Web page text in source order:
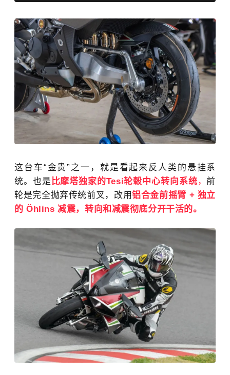
这台车“金贵”之一，就是看起来反人类的悬挂系
统。也是比摩塔独家的Tesi轮毂中心转向系统 ，前
轮是完全抛弃传统前叉，改用铝合金前摇臂 + 独立
的 Öhlins 减震，转向和减震彻底分开干活的。